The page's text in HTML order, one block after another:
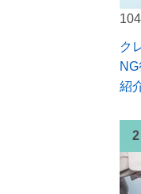
ク
紹